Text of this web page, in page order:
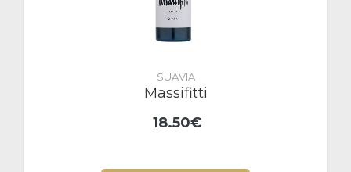
SUAVIA
Massifitti
18.50€